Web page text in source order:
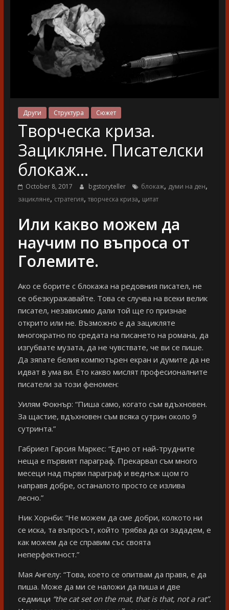
Други Структура Сюжет
Творческа криза.
Зацикляне. Писателски
блокаж…
October 8, 2017 bgstoryteller блокаж, думи на ден,
зацикляне, стратегия, творческа криза, цитат
Или какво можем да
научим по въпроса от
Големите.
Ако се борите с блокажа на редовния писател, не
се обезкуражавайте. Това се случва на всеки велик
писател, независимо дали той ще го признае
открито или не. Възможно е да зацикляте
многократно по средата на писането на романа, да
изгубвате музата, да не чувствате, че ви се пише.
Да зяпате белия компютърен екран и думите да не
идват в ума ви. Ето какво мислят професионалните
писатели за този феномен:
Уилям Фокнър: “Пиша само, когато съм вдъхновен.
За щастие, вдъхновен съм всяка сутрин около 9
сутринта.”
Габриел Гарсия Маркес: “Едно от най-трудните
неща е първият параграф. Прекарвал съм много
месеци над първи параграф и веднъж щом го
направя добре, останалото просто се излива
лесно.”
Ник Хорнби: “Не можем да сме добри, колкото ни
се иска, та въпросът, който трябва да си зададем, е
как можем да се справим със своята
неперфектност.”
Мая Ангелу: “Това, което се опитвам да правя, е да
пиша. Може да ми се наложи да пиша и две
седмици “the cat set on the mat, that is that, not a rat”.